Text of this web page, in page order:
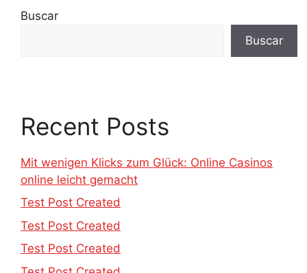
Buscar
Buscar
Recent Posts
Mit wenigen Klicks zum Glück: Online Casinos
online leicht gemacht
Test Post Created
Test Post Created
Test Post Created